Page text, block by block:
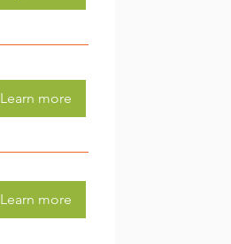
Learn more
Learn more